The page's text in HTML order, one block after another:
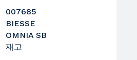
007685
BIESSE
OMNIA SB
재고